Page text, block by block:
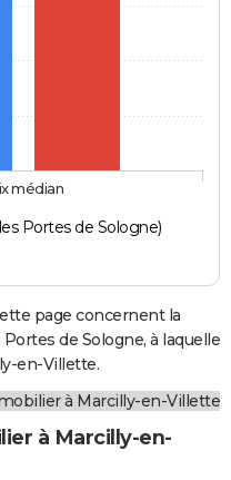
Portes de Sologne)
médian
page concernent la
de Sologne, à laquelle
en-Villette.
à Marcilly-en-Villette
à Marcilly-en-